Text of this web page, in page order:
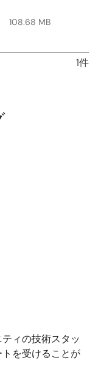
108.68 MB
1件
ィの技術スタッ
を受けることが